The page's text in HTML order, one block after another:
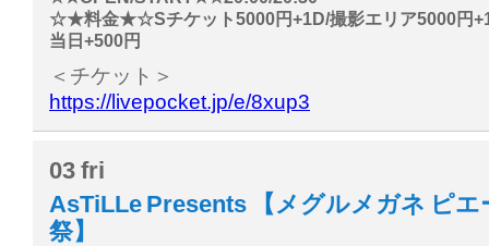
☆★料金★☆Sチケット5000円+1D/撮影エリア5000円
当日+500円
＜チケット＞
https://livepocket.jp/e/8xup3
03 fri
AsTiLLe Presents 【メグルメガネ ピエ
祭】